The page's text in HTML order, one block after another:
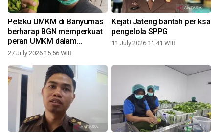
Pelaku UMKM di Banyumas
berharap BGN memperkuat
peran UMKM dalam
Program MBG
27 July 2026 15:56 WIB
Kejati Jateng bantah periksa
pengelola SPPG
11 July 2026 11:41 WIB